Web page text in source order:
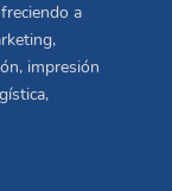
a
impresión